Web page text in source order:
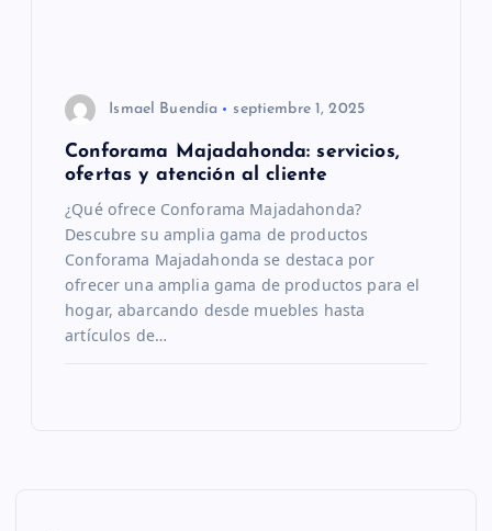
Ismael Buendía septiembre 1, 2025
Conforama Majadahonda: servicios,
ofertas y atención al cliente
¿Qué ofrece Conforama Majadahonda?
Descubre su amplia gama de productos
Conforama Majadahonda se destaca por
ofrecer una amplia gama de productos para el
hogar, abarcando desde muebles hasta
artículos de…